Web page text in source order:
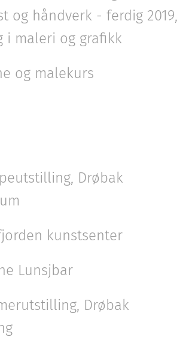
og håndverk - ferdig 2019,
i maleri og grafikk
og malekurs
Drøbak
kunstsenter
Lunsjbar
Drøbak